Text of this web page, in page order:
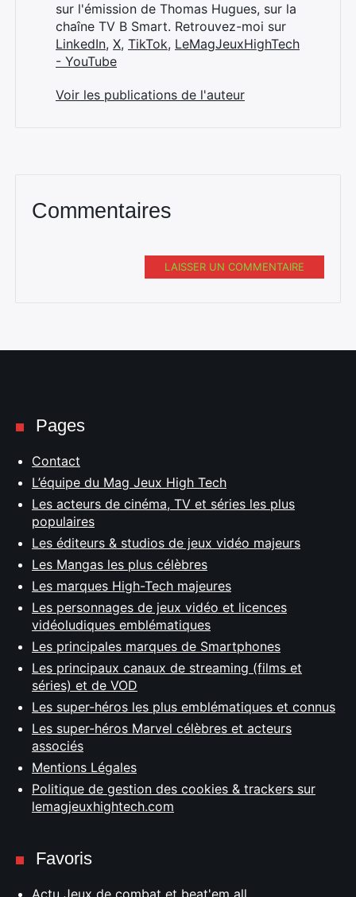
sur l'émission de Thomas Hugues, sur la
chaîne TV B Smart. Retrouvez-moi sur
LinkedIn, X, TikTok, LeMagJeuxHighTech
- YouTube
Voir les publications de l'auteur
Commentaires
LAISSER UN COMMENTAIRE
Pages
Contact
L’équipe du Mag Jeux High Tech
Les acteurs de cinéma, TV et séries les plus
populaires
Les éditeurs & studios de jeux vidéo majeurs
Les Mangas les plus célèbres
Les marques High-Tech majeures
Les personnages de jeux vidéo et licences
vidéoludiques emblématiques
Les principales marques de Smartphones
Les principaux canaux de streaming (films et
séries) et de VOD
Les super-héros les plus emblématiques et connus
Les super-héros Marvel célèbres et acteurs
associés
Mentions Légales
Politique de gestion des cookies & trackers sur
lemagjeuxhightech.com
Favoris
Actu Jeux de combat et beat'em all